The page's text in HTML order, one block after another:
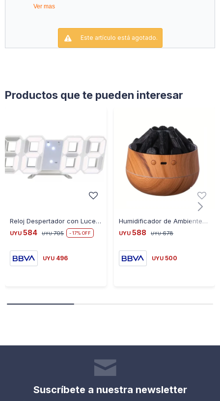
Ver mas
Este artículo está agotado.
Productos que te pueden interesar
Reloj Despertador con Luces Led
UYU 584 UYU 705 17
UYU 496
Humidificador de Ambientes Estilo Madera con Fogata - BEIGE
UYU 588 UYU 678
UYU 500
Suscríbete a nuestra newsletter